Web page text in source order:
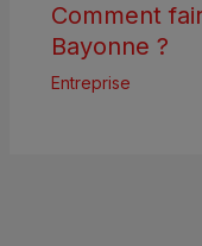
Comment
Bayonne ?
Entreprise